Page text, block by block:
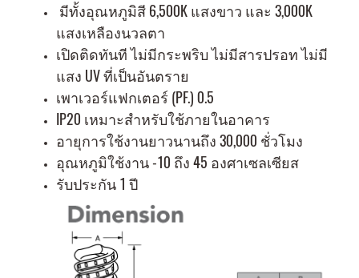
มีทั้งอุณหภูมิสี 6,500K แสงขาว และ 3,000K
แสงเหลืองนวลตา
เปิดติดทันที ไม่มีกระพริบ ไม่มีสารปรอท ไม่มี
แสง UV ที่เป็นอันตราย
เพาเวอร์แฟกเตอร์ (PF.) 0.5
IP20 เหมาะสำหรับใช้ภายในอาคาร
อายุการใช้งานยาวนานถึง 30,000 ชั่วโมง
อุณหภูมิใช้งาน -10 ถึง 45 องศาเซลเซียส
รับประกัน 1 ปี